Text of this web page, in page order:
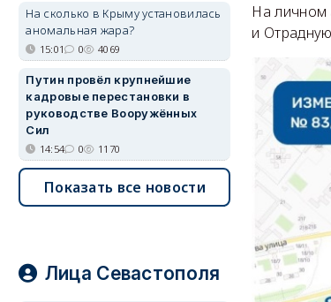
На личном
и
На сколько в Крыму установилась
аномальная жара?
15:01 0 4069
Путин провёл крупнейшие
кадровые перестановки в
руководстве Вооружённых
Сил
14:54 0 1170
Показать все новости
Лица Севастополя